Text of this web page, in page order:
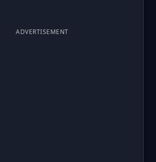
ADVERTISEMENT